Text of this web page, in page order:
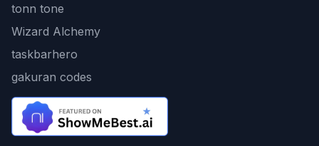
tonn tone
Wizard Alchemy
taskbarhero
gakuran codes